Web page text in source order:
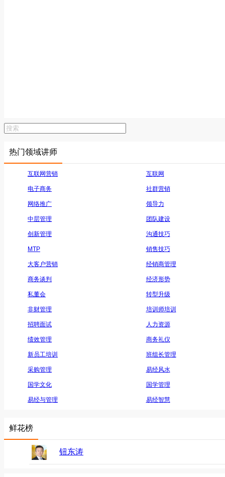
热门领域讲师
互联网营销 互联网
电子商务 社群营销
网络推广 领导力
中层管理 团队建设
创新管理 沟通技巧
MTP 销售技巧
大客户营销 经销商管理
商务谈判 经济形势
私董会 转型升级
非财管理 培训师培训
招聘面试 人力资源
绩效管理 商务礼仪
新员工培训 班组长管理
采购管理 易经风水
国学文化 国学管理
易经与管理 易经智慧
鲜花榜
钮东涛